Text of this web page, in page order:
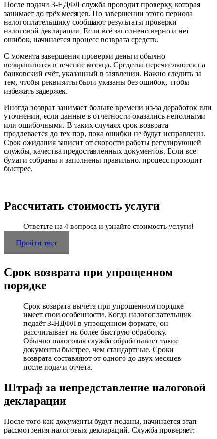
После подачи 3-НДФЛ служба проводит проверку, которая
занимает до трёх месяцев. По завершении этого периода
налогоплательщику сообщают результаты проверки
налоговой декларации. Если всё заполнено верно и нет
ошибок, начинается процесс возврата средств.
С момента завершения проверки деньги обычно
возвращаются в течение месяца. Средства перечисляются на
банковский счёт, указанный в заявлении. Важно следить за
тем, чтобы реквизиты были указаны без ошибок, чтобы
избежать задержек.
Иногда возврат занимает больше времени из-за доработок или
уточнений, если данные в отчетности оказались неполными
или ошибочными. В таких случаях срок возврата
продлевается до тех пор, пока ошибки не будут исправлены.
Срок ожидания зависит от скорости работы регулирующей
службы, качества предоставленных документов. Если все
бумаги собраны и заполнены правильно, процесс проходит
быстрее.
Рассчитать стоимость услуги
Ответьте на 4 вопроса и узнайте стоимость услуги!
Пройти тест
Срок возврата при упрощенном
порядке
Срок возврата вычета при упрощенном порядке
имеет свои особенности. Когда налогоплательщик
подаёт 3-НДФЛ в упрощенном формате, он
рассчитывает на более быструю обработку.
Обычно налоговая служба обрабатывает такие
документы быстрее, чем стандартные. Сроки
возврата составляют от одного до двух месяцев
после подачи отчета.
Штраф за непредставление налоговой
декларации
После того как документы будут поданы, начинается этап
рассмотрения налоговых деклараций. Служба проверяет: